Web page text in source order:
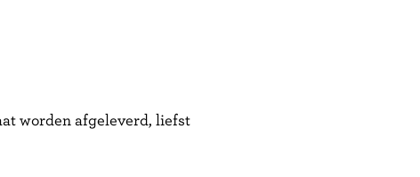
worden afgeleverd, liefst